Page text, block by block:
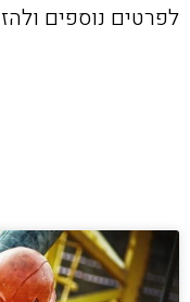
לפרטים נוספים ולהזמנת